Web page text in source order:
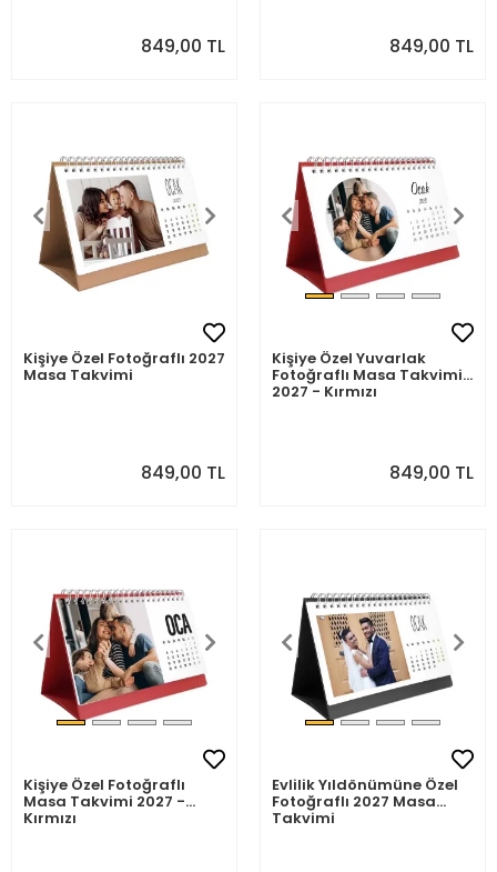
849,00 TL 849,00 TL
Kişiye Özel Fotoğraflı 2027
Masa Takvimi
849,00 TL
Kişiye Özel Yuvarlak
Fotoğraflı Masa Takvimi
2027 - Kırmızı
849,00 TL
Kişiye Özel Fotoğraflı
Masa Takvimi 2027 -
Kırmızı
Evlilik Yıldönümüne Özel
Fotoğraflı 2027 Masa
Takvimi